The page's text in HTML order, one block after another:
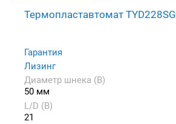
Термопластавтомат TYD228SG
Гарантия
Лизинг
Диаметр шнека (B)
50 мм
L/D (B)
21